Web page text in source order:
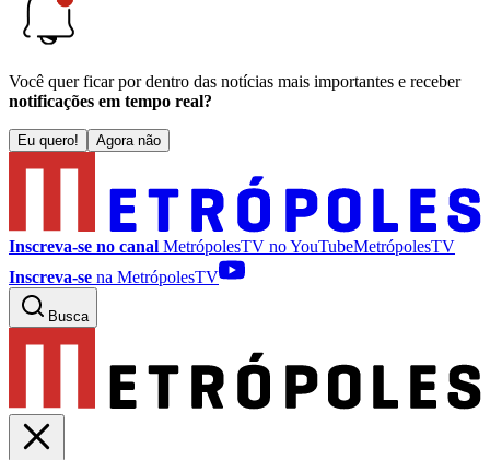
Você quer ficar por dentro das notícias mais importantes e receber
notificações em tempo real?
Eu quero! Agora não
Inscreva-se no canal MetrópolesTV noYouTubeMetrópolesTV
Inscreva-se na MetrópolesTV
Busca